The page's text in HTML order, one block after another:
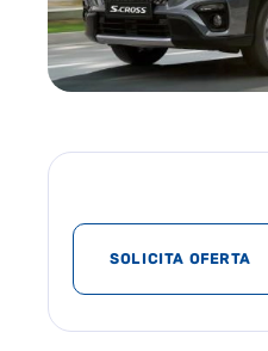
SOLICITA OFERTA